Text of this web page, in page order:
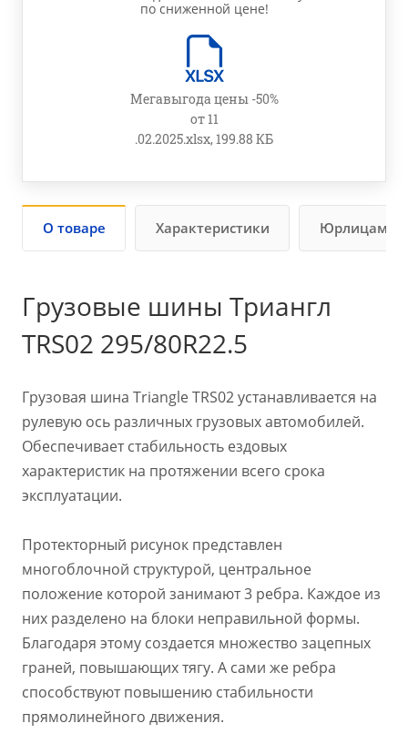
по сниженной цене!
Мегавыгода цены -50%
от 11
.02.2025.xlsx, 199.88 КБ
О товаре Характеристики Юрлицам
Грузовые шины Триангл
TRS02 295/80R22.5
Грузовая шина Triangle TRS02 устанавливается на
рулевую ось различных грузовых автомобилей.
Обеспечивает стабильность ездовых
характеристик на протяжении всего срока
эксплуатации.
Протекторный рисунок представлен
многоблочной структурой, центральное
положение которой занимают 3 ребра. Каждое из
них разделено на блоки неправильной формы.
Благодаря этому создается множество зацепных
граней, повышающих тягу. А сами же ребра
способствуют повышению стабильности
прямолинейного движения.